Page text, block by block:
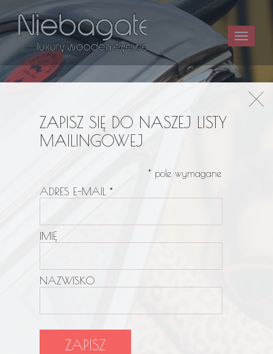
ZAPISZ SIĘ DO NASZEJ LISTY
MAILINGOWEJ
* pole wymagane
ADRES E-MAIL *
IMIĘ
NAZWISKO
ZAPISZ
Toggle